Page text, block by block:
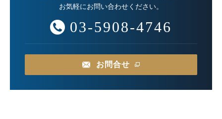
お気軽にお問い合わせください。
03-5908-4746
お問合せ